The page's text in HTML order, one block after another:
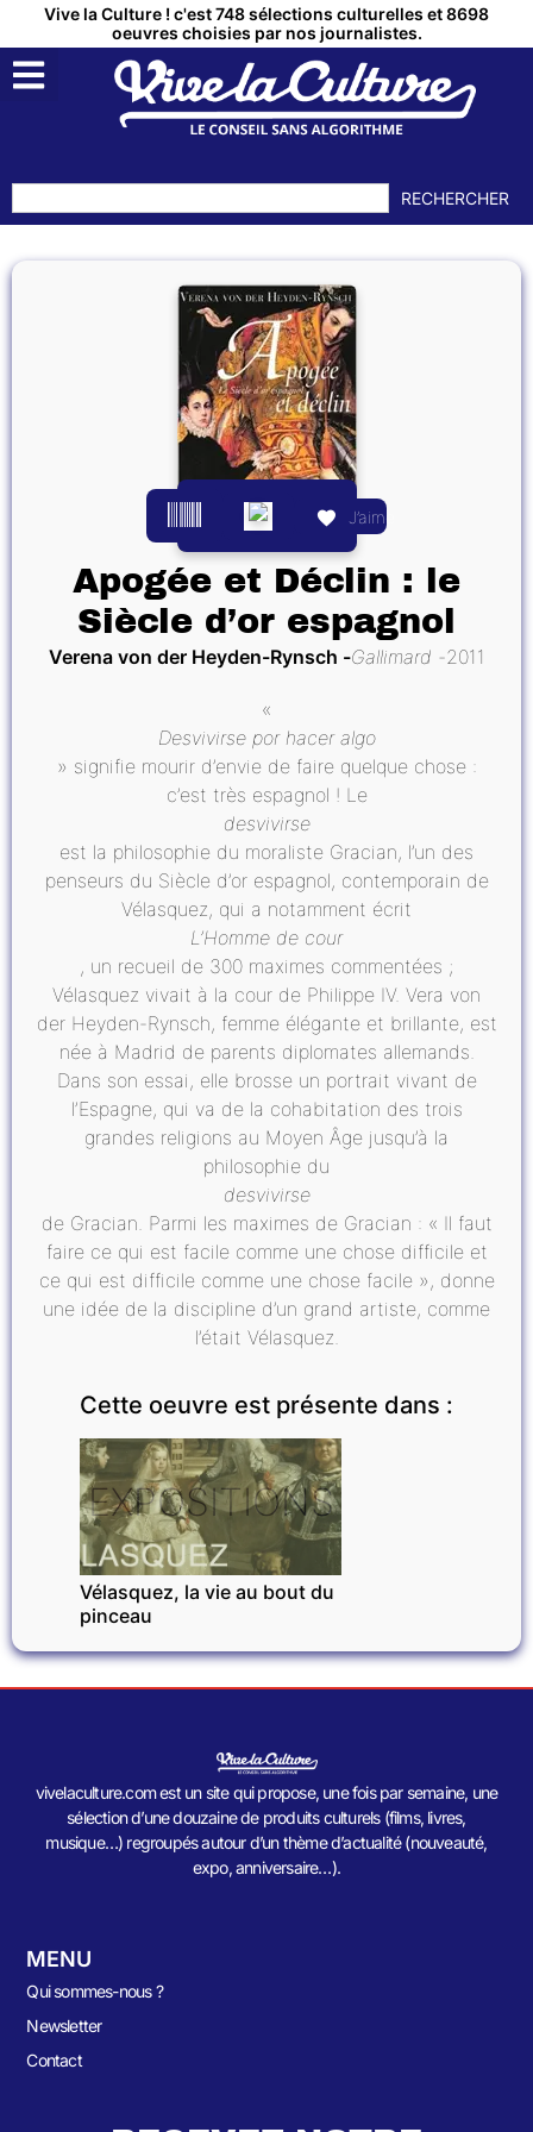
Vive la Culture ! c'est 748 sélections culturelles et 8698
oeuvres choisies par nos journalistes.
RECHERCHER
J’aime
Apogée et Déclin : le
Siècle d’or espagnol
Verena von der Heyden-Rynsch Gallimard 2011
«
Desvivirse por hacer algo
» signifie mourir d’envie de faire quelque chose :
c’est très espagnol ! Le
desvivirse
est la philosophie du moraliste Gracian, l’un des
penseurs du Siècle d’or espagnol, contemporain de
Vélasquez, qui a notamment écrit
L’Homme de cour
, un recueil de 300 maximes commentées ;
Vélasquez vivait à la cour de Philippe IV. Vera von
der Heyden-Rynsch, femme élégante et brillante, est
née à Madrid de parents diplomates allemands.
Dans son essai, elle brosse un portrait vivant de
l’Espagne, qui va de la cohabitation des trois
grandes religions au Moyen Âge jusqu’à la
philosophie du
desvivirse
de Gracian. Parmi les maximes de Gracian : « Il faut
faire ce qui est facile comme une chose difficile et
ce qui est difficile comme une chose facile », donne
une idée de la discipline d’un grand artiste, comme
l’était Vélasquez.
Cette oeuvre est présente dans :
EXPOSITIONS
Vélasquez, la vie au bout du
pinceau
vivelaculture.com est un site qui propose, une fois par semaine, une
sélection d’une douzaine de produits culturels (films, livres,
musique…) regroupés autour d’un thème d’actualité (nouveauté,
expo, anniversaire…).
MENU
Qui sommes-nous ?
Newsletter
Contact